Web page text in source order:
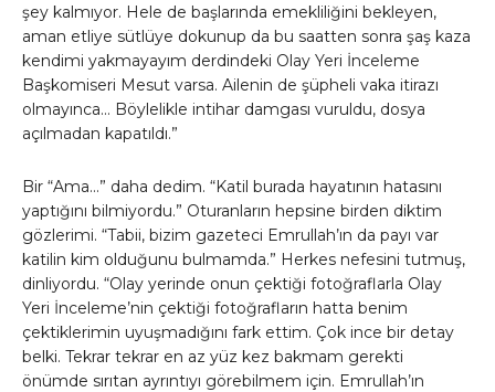
şey kalmıyor. Hele de başlarında emekliliğini bekleyen,
aman etliye sütlüye dokunup da bu saatten sonra şaş kaza
kendimi yakmayayım derdindeki Olay Yeri İnceleme
Başkomiseri Mesut varsa. Ailenin de şüpheli vaka itirazı
olmayınca… Böylelikle intihar damgası vuruldu, dosya
açılmadan kapatıldı.”
Bir “Ama…” daha dedim. “Katil burada hayatının hatasını
yaptığını bilmiyordu.” Oturanların hepsine birden diktim
gözlerimi. “Tabii, bizim gazeteci Emrullah’ın da payı var
katilin kim olduğunu bulmamda.” Herkes nefesini tutmuş,
dinliyordu. “Olay yerinde onun çektiği fotoğraflarla Olay
Yeri İnceleme’nin çektiği fotoğrafların hatta benim
çektiklerimin uyuşmadığını fark ettim. Çok ince bir detay
belki. Tekrar tekrar en az yüz kez bakmam gerekti
önümde sırıtan ayrıntıyı görebilmem için. Emrullah’ın